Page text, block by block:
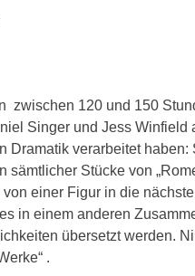
zwischen 120 und 150
Singer und Jess Winfield
verarbeitet
Stücke von
einer Figur in die
in einem anderen
übersetzt werden.
.